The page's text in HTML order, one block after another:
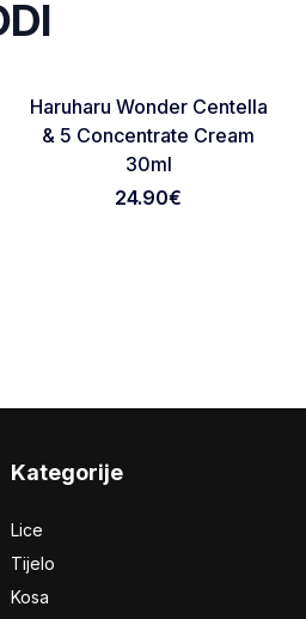
Favorite
Haruharu Wonder Centella
& 5 Concentrate Cream
30ml
24.90€
Kategorije
Lice
Tijelo
Kosa